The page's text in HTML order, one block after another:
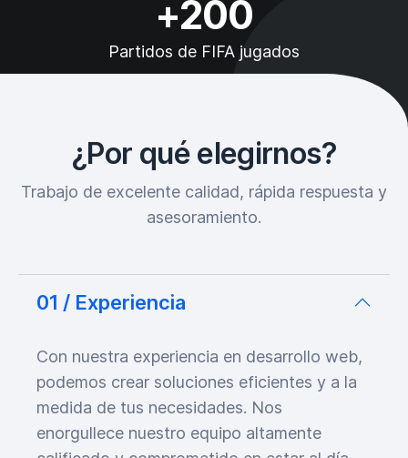
+200
Partidos de FIFA jugados
¿Por qué elegirnos?
Trabajo de excelente calidad, rápida respuesta y
asesoramiento.
01 / Experiencia
Con nuestra experiencia en desarrollo web,
podemos crear soluciones eficientes y a la
medida de tus necesidades. Nos
enorgullece nuestro equipo altamente